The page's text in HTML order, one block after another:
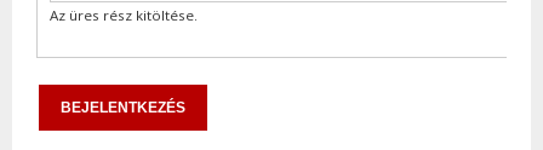
Az üres rész kitöltése.